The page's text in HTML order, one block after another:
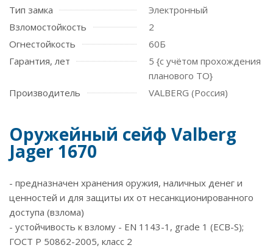
Тип замка
Электронный
Взломостойкость
2
Огнестойкость
60Б
Гарантия, лет
5 {с учётом прохождения
планового ТО}
Производитель
VALBERG (Россия)
Оружейный сейф Valberg
Jager 1670
- предназначен хранения оружия, наличных денег и
ценностей и для защиты их от несанкционированного
доступа (взлома)
- устойчивость к взлому - EN 1143-1, grade 1 (ECB-S);
ГОСТ Р 50862-2005, класс 2